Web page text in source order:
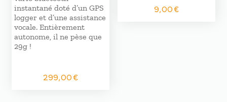
instantané doté d’un GPS
logger et d’une assistance
vocale. Entièrement
autonome, il ne pèse que
29g !
299,00€
9,00€